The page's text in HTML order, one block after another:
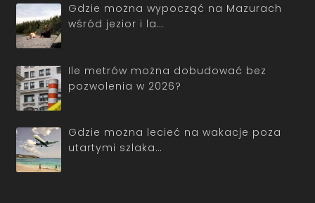
Gdzie można wypocząć na Mazurach
wśród jezior i la…
Ile metrów można dobudować bez
pozwolenia w 2026?
Gdzie można lecieć na wakacje poza
utartymi szlaka…